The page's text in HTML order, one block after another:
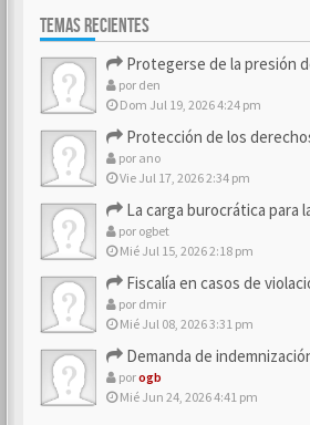
TEMAS RECIENTES
Protegerse de la presión de
por den
Dom Jul 19, 2026 4:24 pm
Protección de los derechos de
por ano
Vie Jul 17, 2026 2:34 pm
La carga burocrática para las
por ogbet
Mié Jul 15, 2026 2:18 pm
Fiscalía en casos de violación a
por dmir
Mié Jul 08, 2026 3:31 pm
Demanda de indemnización por
porogb
Mié Jun 24, 2026 4:41 pm